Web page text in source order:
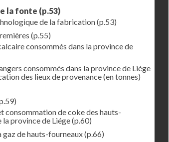
la fonte (p.53)
de la fabrication(p.53)
(p.55)
consommés dans la province de
consommés dans la province de Liége
des lieux de provenance (en tonnes)
consommation de coke des hauts-
la province de Liége(p.60)
gaz de hauts-fourneaux(p.66)